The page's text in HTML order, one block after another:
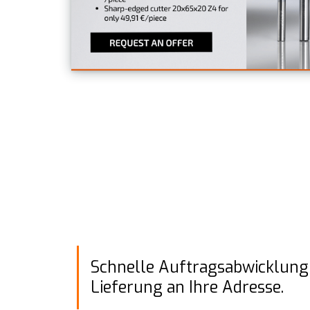
Schnelle
Lieferung an Ihre Adresse.